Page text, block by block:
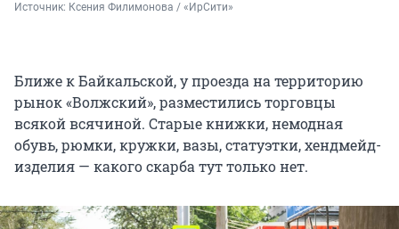
Источник: Ксения Филимонова / «ИрСити»
Ближе к Байкальской, у проезда на территорию
рынок «Волжский», разместились торговцы
всякой всячиной. Старые книжки, немодная
обувь, рюмки, кружки, вазы, статуэтки, хендмейд-
изделия — какого скарба тут только нет.